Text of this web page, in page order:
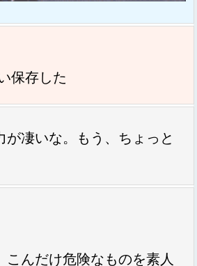
保存した
が凄いな。もう、ちょっと
こんだけ危険なものを素人